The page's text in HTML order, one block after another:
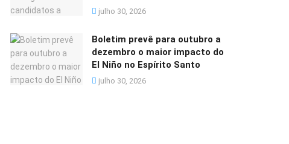
julho 30, 2026
Boletim prevê para outubro a
dezembro o maior impacto do
El Niño no Espírito Santo
julho 30, 2026